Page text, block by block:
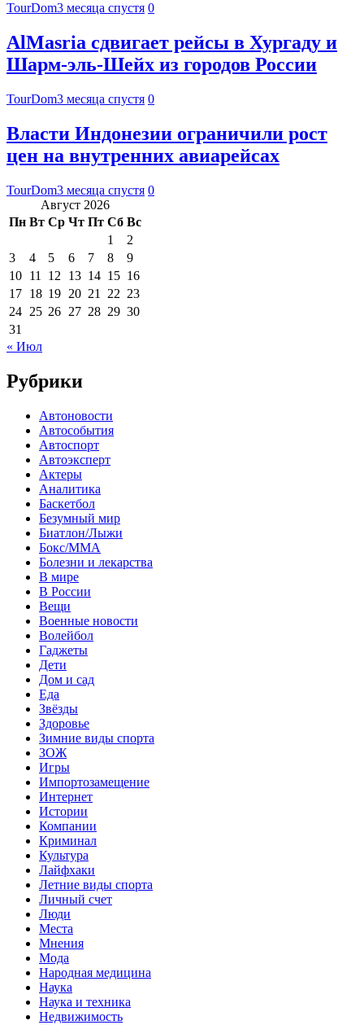
TourDom3 месяца спустя 0
AlMasria сдвигает рейсы в Хургаду и
Шарм-эль-Шейх из городов России
TourDom3 месяца спустя 0
Власти Индонезии ограничили рост
цен на внутренних авиарейсах
TourDom3 месяца спустя 0
Август 2026
Пн Вт Ср Чт Пт Сб Вс
1
2
3
4 5 6 7 8
9
10 11 12 13 14 15 16
17 18 19 20 21 22 23
24 25 26 27 28 29 30
31
« Июл
Рубрики
Автоновости
Автособытия
Автоспорт
Автоэксперт
Актеры
Аналитика
Баскетбол
Безумный мир
Биатлон/Лыжи
Бокс/MMA
Болезни и лекарства
В мире
В России
Вещи
Военные новости
Волейбол
Гаджеты
Дети
Дом и сад
Еда
Звёзды
Здоровье
Зимние виды спорта
ЗОЖ
Игры
Импортозамещение
Интернет
Истории
Компании
Криминал
Культура
Лайфхаки
Летние виды спорта
Личный счет
Люди
Места
Мнения
Мода
Народная медицина
Наука
Наука и техника
Недвижимость